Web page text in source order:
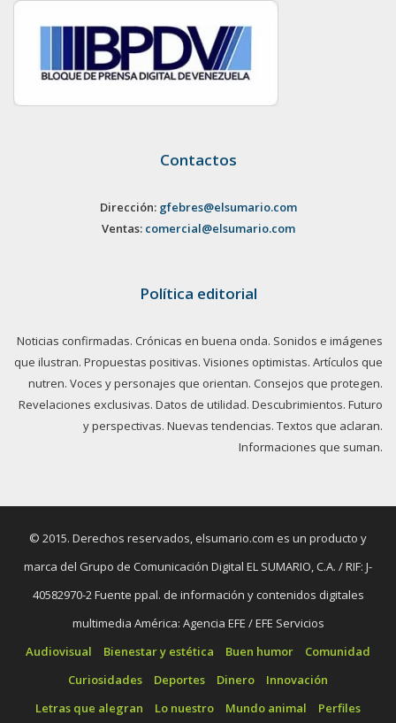
Contactos
Dirección: gfebres@elsumario.com
Ventas: comercial@elsumario.com
Política editorial
Noticias confirmadas. Crónicas en buena onda. Sonidos e imágenes
que ilustran. Propuestas positivas. Visiones optimistas. Artículos que
nutren. Voces y personajes que orientan. Consejos que protegen.
Revelaciones exclusivas. Datos de utilidad. Descubrimientos. Futuro
y perspectivas. Nuevas tendencias. Textos que aclaran.
Informaciones que suman.
© 2015. Derechos reservados, elsumario.com es un producto y
marca del Grupo de Comunicación Digital EL SUMARIO, C.A. / RIF: J-
40582970-2 Fuente ppal. de información y contenidos digitales
multimedia América: Agencia EFE / EFE Servicios
Audiovisual
Bienestar y estética Buen humor
Comunidad
Curiosidades
Deportes Dinero
Innovación
Letras que alegran
Lo nuestro Mundo animal Perfiles